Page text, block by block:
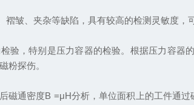
、夹杂等缺陷，具有较高的检测灵敏度，
，特别是压力容器的检验。根据压力容器
粉探伤。
通密度B =μH分析，单位面积上的工件通